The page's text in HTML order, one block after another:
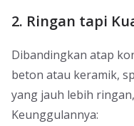
2. Ringan tapi
Dibandingkan atap
beton atau keramik,
yang jauh lebih
Keunggulannya: